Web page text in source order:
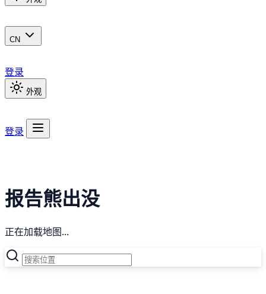
CN
登录
外观
登录
报告熊出没
正在加载地图...